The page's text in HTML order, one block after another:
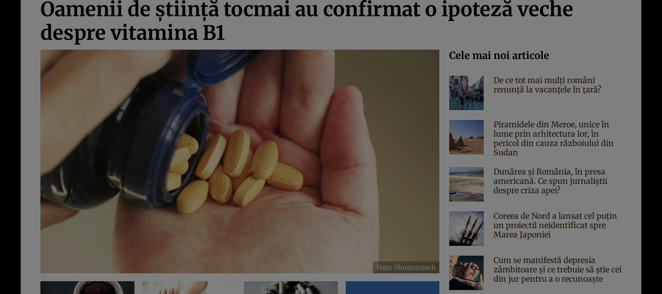
Oamenii de știință tocmai au confirmat o ipoteză veche
despre vitamina B1
Foto: Shutterstock
Cele mai noi articole
De ce tot mai mulți români
renunță la vacanțele în țară?
Piramidele din Meroe, unice în
lume prin arhitectura lor, în
pericol din cauza războiului din
Sudan
Dunărea și România, în presa
americană. Ce spun jurnaliștii
despre criza apei?
Coreea de Nord a lansat cel puțin
un proiectil neidentificat spre
Marea Japoniei
Cum se manifestă depresia
zâmbitoare și ce trebuie să știe cei
din jur pentru a o recunoaște